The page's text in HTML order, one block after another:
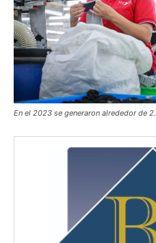
En el 2023 se generaron alrededor de